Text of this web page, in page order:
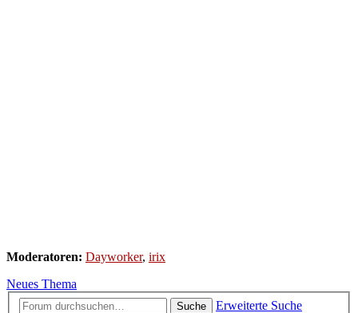
Moderatoren: Dayworker, irix
Neues Thema
Suche
Erweiterte Suche